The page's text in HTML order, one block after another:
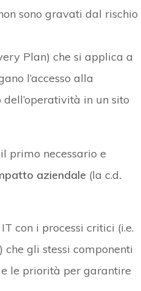
sono gravati dal rischio
Plan) che si applica a
l’accesso alla
in un sito
primo necessario e
aziendale (la c.d.
con i processi critici (i.e.
gli stessi componenti
le priorità per garantire